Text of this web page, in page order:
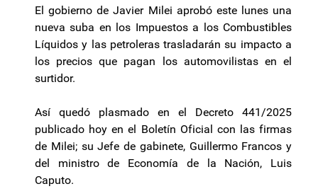
El gobierno de Javier Milei aprobó este lunes una
nueva suba en los Impuestos a los Combustibles
Líquidos y las petroleras trasladarán su impacto a
los precios que pagan los automovilistas en el
surtidor.
Así quedó plasmado en el Decreto 441/2025
publicado hoy en el Boletín Oficial con las firmas
de Milei; su Jefe de gabinete, Guillermo Francos y
del ministro de Economía de la Nación, Luis
Caputo.